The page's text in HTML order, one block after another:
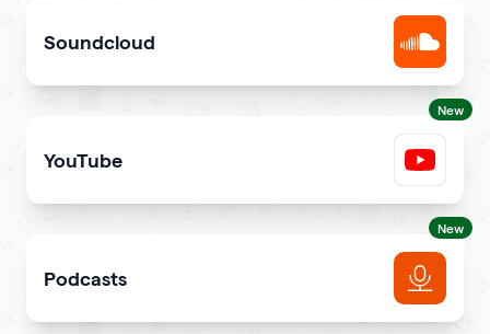
Soundcloud
Get your music heard on SoundCloud
New
YouTube
New
Podcasts